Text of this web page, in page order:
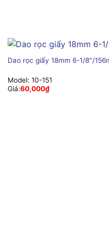
Dao rọc giấy 18mm 6-1/8″/
Model: 10-151
Giá:60,000₫